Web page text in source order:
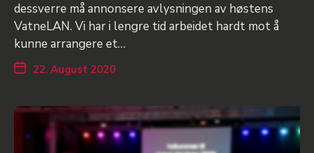
dessverre må annonsere avlysningen av høstens
VatneLAN. Vi har i lengre tid arbeidet hardt mot å
kunne arrangere et…
22. August 2020